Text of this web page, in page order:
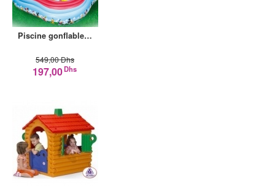
Piscine gonflable…
549,00 Dhs
197,00Dhs